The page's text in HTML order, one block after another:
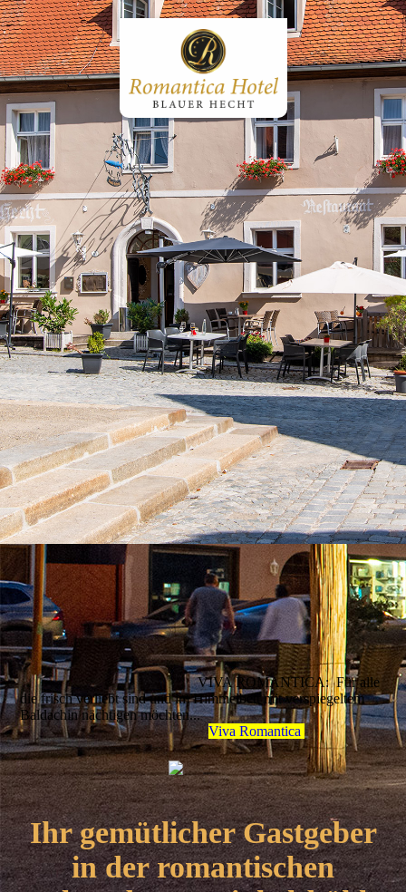
VIVA ROMANTICA: Für alle
die frisch verliebt sind und im Himmelbett mit verspiegeltem
Baldachin nächtigen möchten...
Viva Romantica
Ihr gemütlicher Gast­geber
in der roman­tischen